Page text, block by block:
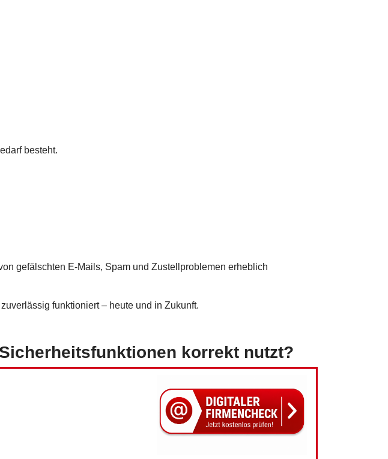
besteht.
gefälschten E-Mails, Spam und Zustellproblemen erheblich
funktioniert – heute und in Zukunft.
korrekt nutzt?